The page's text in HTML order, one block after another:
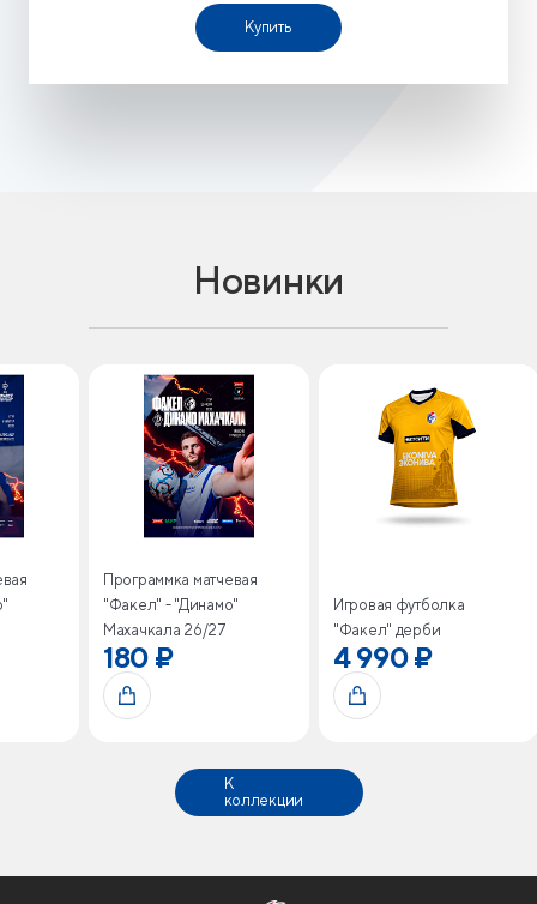
Купить
Новинки
Программка матчевая
"Факел" - "Динамо"
Махачкала 26/27
180 ₽
Игровая футболка
"Факел" дерби
4 990 ₽
К
коллекции